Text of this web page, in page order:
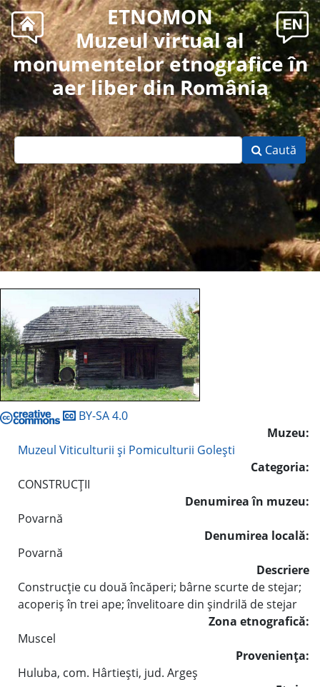
ETNOMON
Muzeul virtual al
monumentelor etnografice în
aer liber din România
Caută
BY-SA 4.0
Muzeu:
Muzeul Viticulturii şi Pomiculturii Goleşti
Categoria:
CONSTRUCŢII
Denumirea în muzeu:
Povarnă
Denumirea locală:
Povarnă
Descriere
Construcţie cu două încăperi; bârne scurte de stejar;
acoperiş în trei ape; învelitoare din şindrilă de stejar
Zona etnografică:
Muscel
Provenienţa:
Huluba, com. Hârtieşti, jud. Argeş